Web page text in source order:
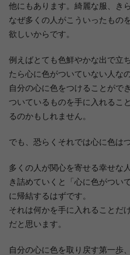
他にもあります。綺麗な服、き
なぜ多くの人がこういったもの
欲しいからです。
例えばとても色鮮やかな出で立
たら心に色がついていない人な
自分の心に色をつけることがで
ついているものを手に入れるこ
るのかもしれません。
でも、恐らくそれでは心に色は
多くの人が関心を寄せる幸せな
き詰めていくと「心に色がつい
に帰結するはずです。
それは何かを手に入れることだ
だと思います。
自分の心に色を取り戻す第一歩